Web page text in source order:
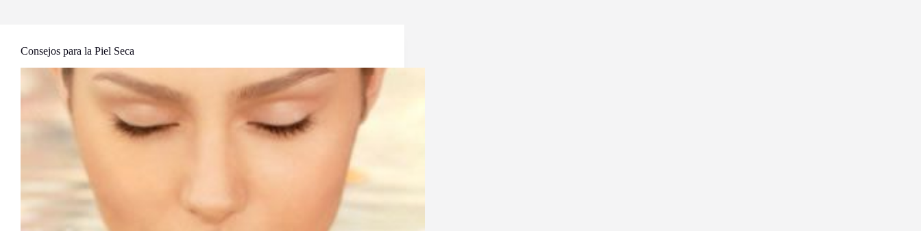
Consejos para la Piel Seca